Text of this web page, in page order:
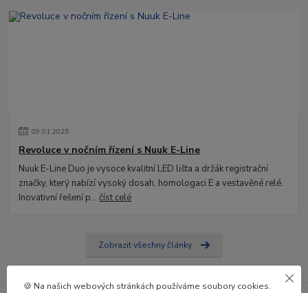
09.01.2025
Revoluce v nočním řízení s Nuuk E-Line
Nuuk E-Line Duo je vysoce kvalitní LED lišta a držák registrační
značky, který nabízí vysoký dosah, homologaci E a vestavěné relé.
Inovativní řešení p...číst celé
Zobrazit všechny články
🍪 Na našich webových stránkách používáme soubory cookies.